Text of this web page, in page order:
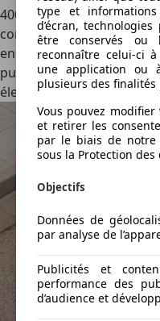
400 4MATIC se dote de
conférant la
ensemble 489 ch. La
puissance des deux
électrique une autonomie
type et
d’écran,
être conservés
reconnaître celui-ci
une application
plusieurs des finalités
Vous pouvez
et retirer les
par le biais de notre
sous la Protection des
Objectifs
Données de
par analyse de
Publicités et
performance des
d’audience et